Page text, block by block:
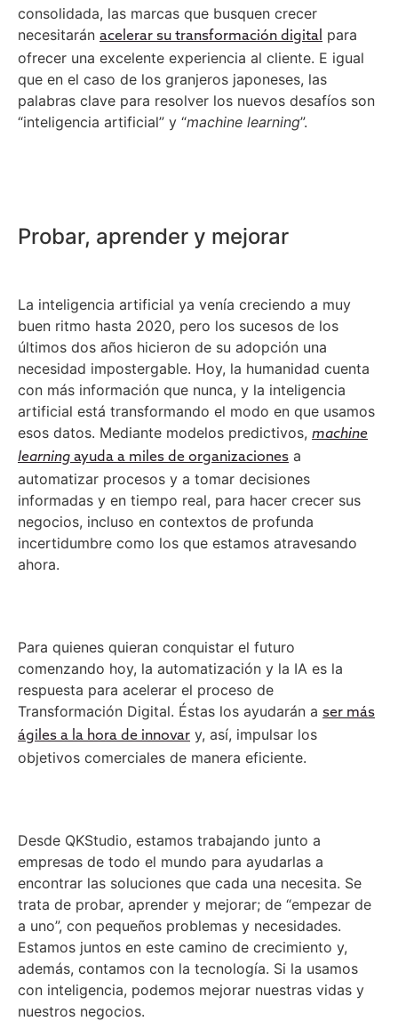
consolidada, las marcas que busquen crecer
necesitarán acelerar su transformación digital
para
ofrecer una excelente experiencia al cliente. E igual
que en el caso de los granjeros japoneses, las
palabras clave para resolver los nuevos desafíos son
“inteligencia artificial” y “machine learning”.
Probar, aprender y mejorar
La inteligencia artificial ya venía creciendo a muy
buen ritmo hasta 2020, pero los sucesos de los
últimos dos años hicieron de su adopción una
necesidad impostergable. Hoy, la humanidad cuenta
con más información que nunca, y la inteligencia
artificial está transformando el modo en que usamos
esos datos. Mediante modelos predictivos, machine
learning ayuda a miles de organizaciones a
automatizar procesos y a tomar decisiones
informadas y en tiempo real, para hacer crecer sus
negocios, incluso en contextos de profunda
incertidumbre como los que estamos atravesando
ahora.
Para quienes quieran conquistar el futuro
comenzando hoy, la automatización y la IA es la
respuesta para acelerar el proceso de
Transformación Digital. Éstas los ayudarán a ser más
ágiles a la hora de innovar y, así, impulsar los
objetivos comerciales de manera eficiente.
Desde QKStudio, estamos trabajando junto a
empresas de todo el mundo para ayudarlas a
encontrar las soluciones que cada una necesita. Se
trata de probar, aprender y mejorar; de “empezar de
a uno”, con pequeños problemas y necesidades.
Estamos juntos en este camino de crecimiento y,
además, contamos con la tecnología. Si la usamos
con inteligencia, podemos mejorar nuestras vidas y
nuestros negocios.